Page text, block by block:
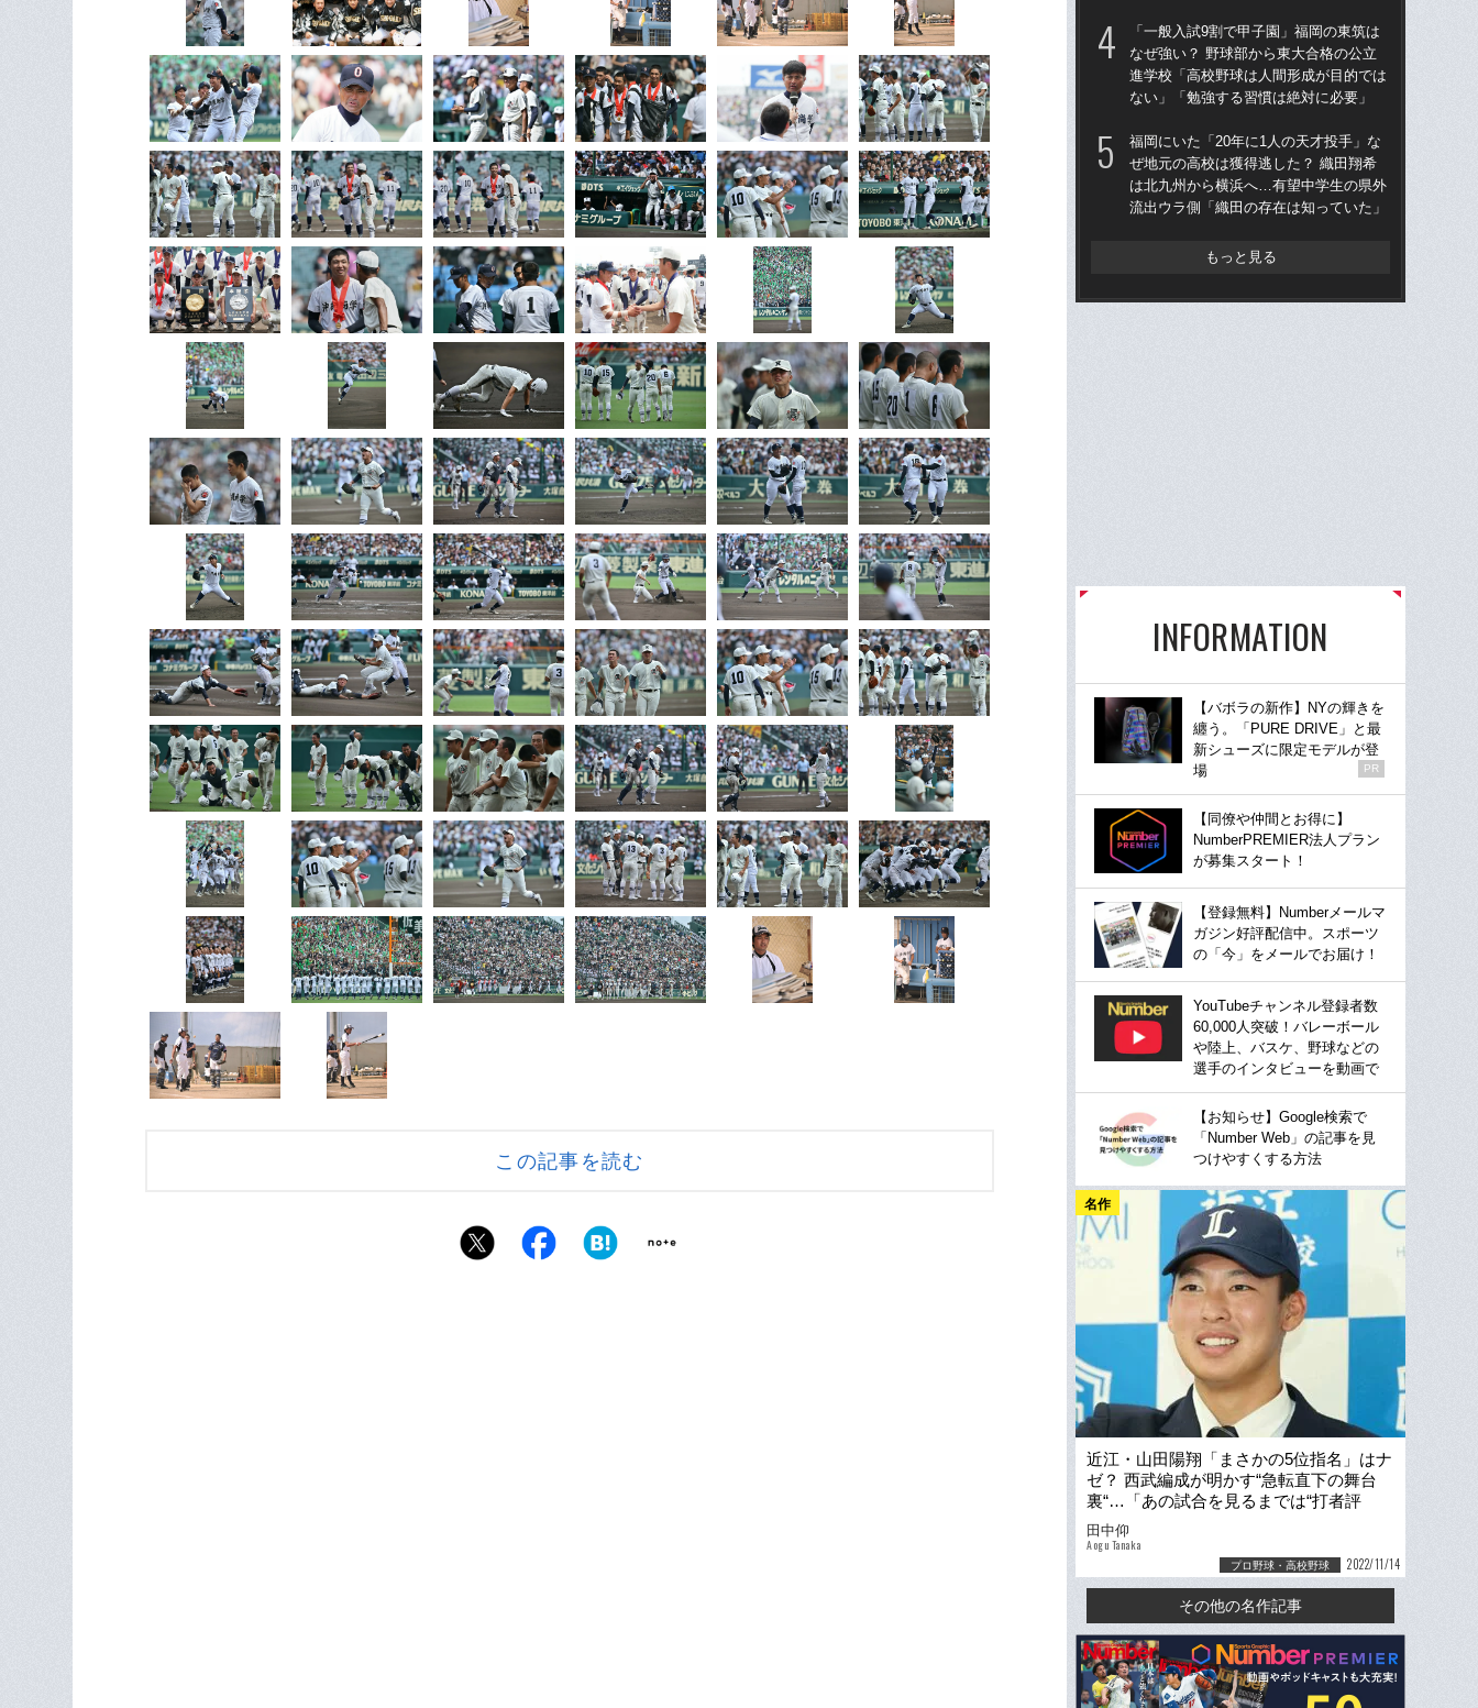
この記事を読む
「一般入試9割で甲子園」福岡の東筑は
なぜ強い？ 野球部から東大合格の公立
進学校「高校野球は人間形成が目的では
ない」「勉強する習慣は絶対に必要」
福岡にいた「20年に1人の天才投手」な
ぜ地元の高校は獲得逃した？ 織田翔希
は北九州から横浜へ…有望中学生の県外
流出ウラ側「織田の存在は知っていた」
もっと見る
INFORMATION
【バボラの新作】NYの輝きを
纏う。「PURE DRIVE」と最
新シューズに限定モデルが登
場
PR
【同僚や仲間とお得に】
NumberPREMIER法人プラン
が募集スタート！
【登録無料】Numberメールマ
ガジン好評配信中。スポーツ
の「今」をメールでお届け！
YouTubeチャンネル登録者数
60,000人突破！バレーボール
や陸上、バスケ、野球などの
選手のインタビューを動画で
【お知らせ】Google検索で
「Number Web」の記事を見
つけやすくする方法
名作
近江・山田陽翔「まさかの5位指名」はナ
ゼ？ 西武編成が明かす“急転直下の舞台
裏“…「あの試合を見るまでは“打者評
価“でした」
田中仰
Aogu Tanaka
プロ野球・高校野球 2022/11/14
その他の名作記事